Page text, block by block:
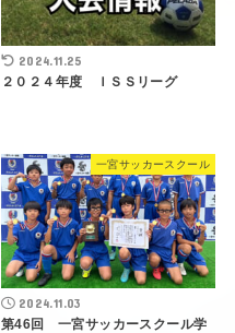
2024.11.25
２０２４年度 ＩＳＳリーグ
一宮サッカースクール
2024.11.03
第46回 一宮サッカースクール学